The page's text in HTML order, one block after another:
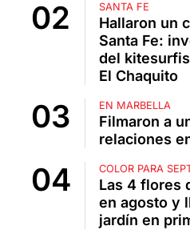
SANTA FE
Hallaron un
Santa Fe:
del
El Chaquito
EN MARBELLA
Filmaron a
relaciones
COLOR PARA
Las 4 flores
en agosto y
jardín en